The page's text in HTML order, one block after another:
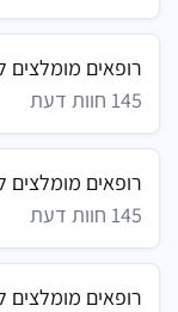
רופאים מומלצים
145 חוות דעת
רופאים מומלצים
145 חוות דעת
רופאים מומלצים